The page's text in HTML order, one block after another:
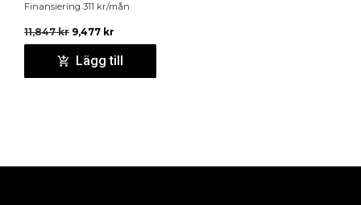
Finansiering 311 kr/mån
11,847kr 9,477 kr
Lägg till